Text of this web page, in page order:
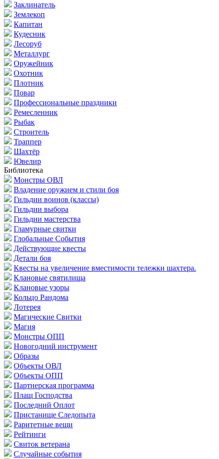
Заклинатель
Землекоп
Капитан
Кудесник
Лесоруб
Металлург
Оружейник
Охотник
Плотник
Повар
Профессиональные праздники
Ремесленник
Рыбак
Строитель
Траппер
Шахтёр
Ювелир
Библиотека
Монстры ОВЛ
Владение оружием и стили боя
Гильдии воинов (классы)
Гильдии выбора
Гильдии мастерства
Гламурные свитки
Глобальные События
Действующие квесты
Детали боя
Квесты на увеличение вместимости тележки шахтера.
Клановые святилища
Клановые узоры
Кольцо Рандома
Лотерея
Магические Свитки
Магия
Монстры ОПП
Новогодний инструмент
Образы
Объекты ОВЛ
Объекты ОПП
Партнерская программа
Плащ Господства
Последний Оплот
Пристанище Следопыта
Раритетные вещи
Рейтинги
Свиток ветерана
Случайные события